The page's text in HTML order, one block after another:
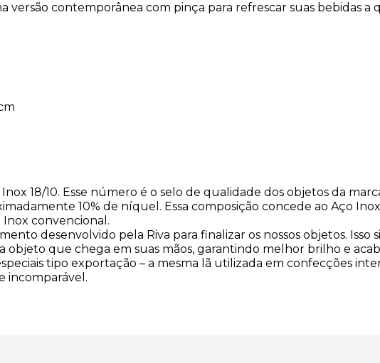
versão contemporânea com pinça para refrescar suas bebidas a
18/10. Esse número é o selo de qualidade dos objetos da
10% de níquel. Essa composição concede ao Aço
convencional.
desenvolvido pela Riva para finalizar os nossos objetos.
objeto que chega em suas mãos, garantindo melhor brilho e
tipo exportação – a mesma lã utilizada em confecções
incomparável.